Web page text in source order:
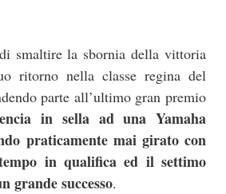
smaltire la sbornia della vittoria
ritorno nella classe regina del
parte all’ultimo gran premio
in sella ad una Yamaha
praticamente mai girato con
in qualifica ed il settimo
grande successo.